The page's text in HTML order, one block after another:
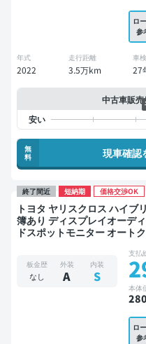
ロ
参
年式
2022
走行距離
3.5万km
車検
27
中古車販
無
料
現車確認
終了間近 短納期 価格交渉OK
トヨタ ヤリスクロス ハイブリッドZ 美品 禁煙
簿あり ディスプレイオーデ
ドスポットモニター オート
板金歴
なし
外装
A
内装
S
支払
本体
280
ロ
参